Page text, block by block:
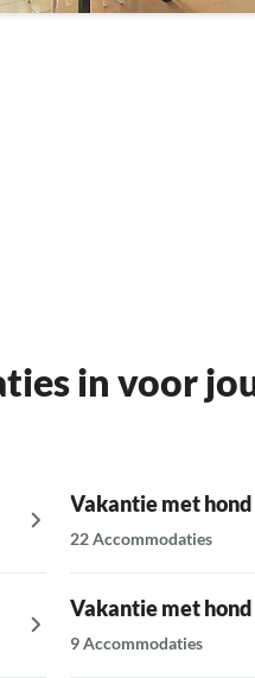
in voor
Vakantie met
22 Accommodaties
Vakantie met hond
9 Accommodaties